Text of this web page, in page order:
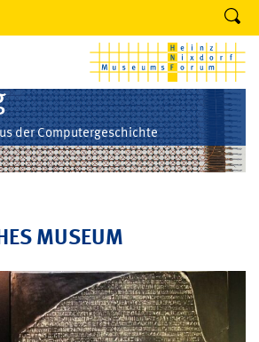
der Computergeschichte
MUSEUM